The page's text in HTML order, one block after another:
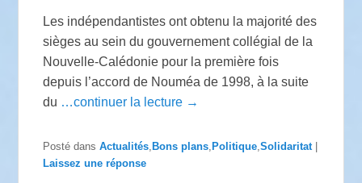
Les indépendantistes ont obtenu la majorité des
sièges au sein du gouvernement collégial de la
Nouvelle-Calédonie pour la première fois
depuis l’accord de Nouméa de 1998, à la suite
du …continuer la lecture →
Posté dans Actualités, Bons plans, Politique,Solidaritat
Laissez une réponse